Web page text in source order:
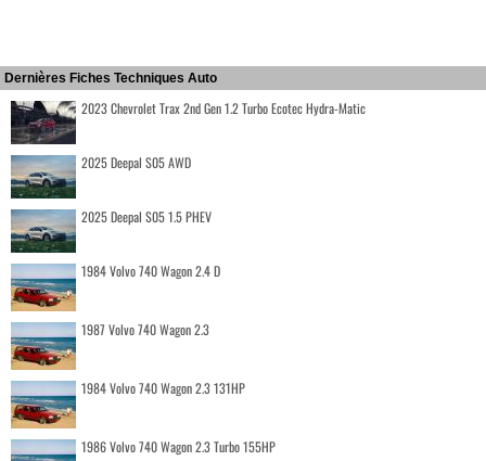
Dernières Fiches Techniques Auto
2023 Chevrolet Trax 2nd Gen 1.2 Turbo Ecotec Hydra-Matic
2025 Deepal S05 AWD
2025 Deepal S05 1.5 PHEV
1984 Volvo 740 Wagon 2.4 D
1987 Volvo 740 Wagon 2.3
1984 Volvo 740 Wagon 2.3 131HP
1986 Volvo 740 Wagon 2.3 Turbo 155HP